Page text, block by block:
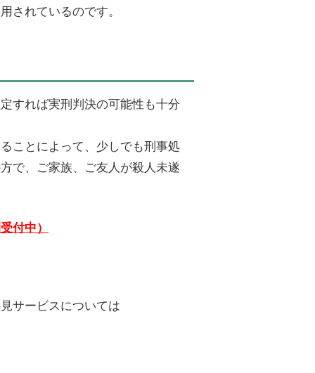
されているのです。
すれば実刑判決の可能性も十分
ことによって、少しでも刑事処
で、ご家族、ご友人が殺人未遂
付中）
サービスについては